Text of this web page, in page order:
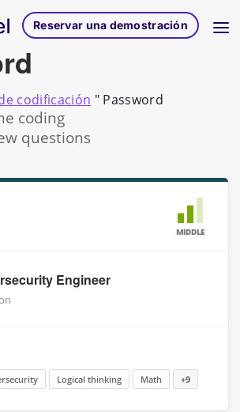
SkillPanel
Reservar una demostración
codificación " Password
coding
questions
MIDDLE
Engineer
Logical thinking Math +9